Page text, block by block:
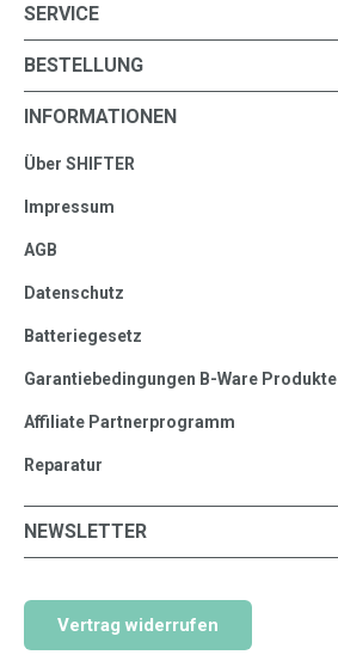
SERVICE
BESTELLUNG
INFORMATIONEN
Über SHIFTER
Impressum
AGB
Datenschutz
Batteriegesetz
Garantiebedingungen B-Ware Produkte
Affiliate Partnerprogramm
Reparatur
NEWSLETTER
Vertrag widerrufen